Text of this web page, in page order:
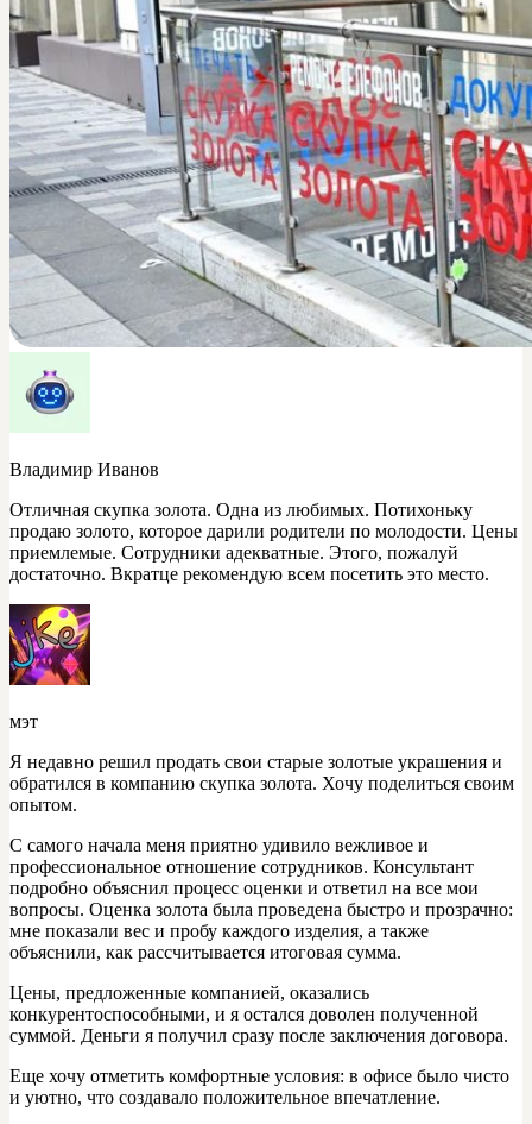
Владимир Иванов
Отличная скупка золота. Одна из любимых. Потихоньку
продаю золото, которое дарили родители по молодости. Цены
приемлемые. Сотрудники адекватные. Этого, пожалуй
достаточно. Вкратце рекомендую всем посетить это место.
мэт
Я недавно решил продать свои старые золотые украшения и
обратился в компанию скупка золота. Хочу поделиться своим
опытом.
С самого начала меня приятно удивило вежливое и
профессиональное отношение сотрудников. Консультант
подробно объяснил процесс оценки и ответил на все мои
вопросы. Оценка золота была проведена быстро и прозрачно:
мне показали вес и пробу каждого изделия, а также
объяснили, как рассчитывается итоговая сумма.
Цены, предложенные компанией, оказались
конкурентоспособными, и я остался доволен полученной
суммой. Деньги я получил сразу после заключения договора.
Еще хочу отметить комфортные условия: в офисе было чисто
и уютно, что создавало положительное впечатление.